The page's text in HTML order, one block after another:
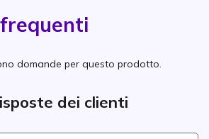
domande per questo prodotto.
dei clienti